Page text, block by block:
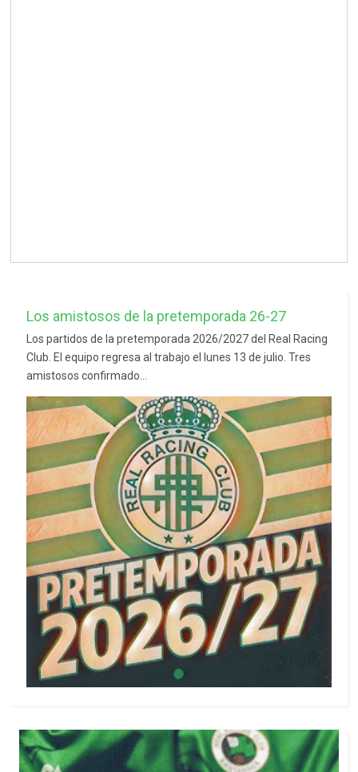
Los amistosos de la pretemporada 26-27
Los partidos de la pretemporada 2026/2027 del Real Racing
Club. El equipo regresa al trabajo el lunes 13 de julio. Tres
amistosos confirmado...